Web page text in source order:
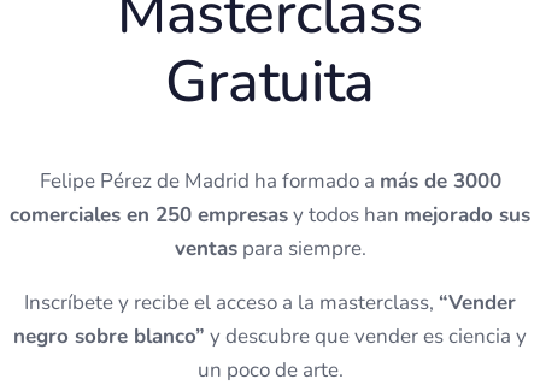
Gratuita
Felipe Pérez de Madrid ha formado a más de 3000
comerciales en 250 empresasy todos han mejorado sus
ventaspara siempre.
Inscríbete y recibe el acceso a la masterclass, “Vender
negro sobre blanco” y descubre que vender es ciencia y
un poco de arte.